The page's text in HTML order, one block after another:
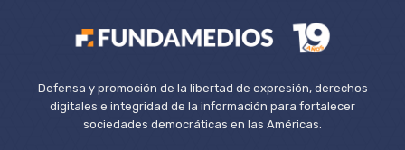
Defensa y promoción de la libertad de expresión, derechos
digitales e integridad de la información para fortalecer
sociedades democráticas en las Américas.